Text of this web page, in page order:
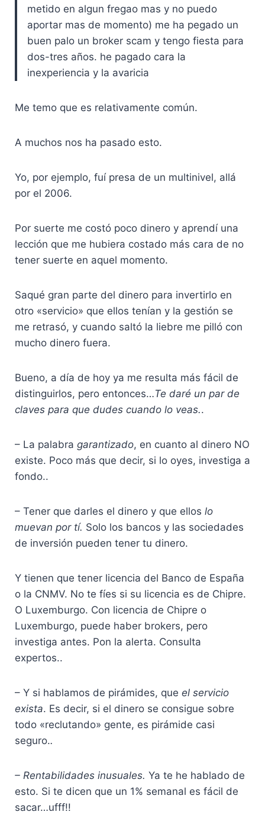
metido en algun fregao mas y no puedo
aportar mas de momento) me ha pegado un
buen palo un broker scam y tengo fiesta para
dos-tres años. he pagado cara la
inexperiencia y la avaricia
Me temo que es relativamente común.
A muchos nos ha pasado esto.
Yo, por ejemplo, fuí presa de un multinivel, allá
por el 2006.
Por suerte me costó poco dinero y aprendí una
lección que me hubiera costado más cara de no
tener suerte en aquel momento.
Saqué gran parte del dinero para invertirlo en
otro «servicio» que ellos tenían y la gestión se
me retrasó, y cuando saltó la liebre me pilló con
mucho dinero fuera.
Bueno, a día de hoy ya me resulta más fácil de
distinguirlos, pero entonces…Te daré un par de
claves para que dudes cuando lo veas..
– La palabra garantizado, en cuanto al dinero NO
existe. Poco más que decir, si lo oyes, investiga a
fondo..
– Tener que darles el dinero y que ellos lo
muevan por tí. Solo los bancos y las sociedades
de inversión pueden tener tu dinero.
Y tienen que tener licencia del Banco de España
o la CNMV. No te fíes si su licencia es de Chipre.
O Luxemburgo. Con licencia de Chipre o
Luxemburgo, puede haber brokers, pero
investiga antes. Pon la alerta. Consulta
expertos..
– Y si hablamos de pirámides, que el servicio
exista. Es decir, si el dinero se consigue sobre
todo «reclutando» gente, es pirámide casi
seguro..
– Rentabilidades inusuales. Ya te he hablado de
esto. Si te dicen que un 1% semanal es fácil de
sacar…ufff!!